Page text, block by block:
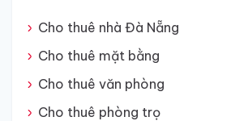
Cho thuê nhà Đà Nẵng
Cho thuê mặt bằng
Cho thuê văn phòng
Cho thuê phòng trọ